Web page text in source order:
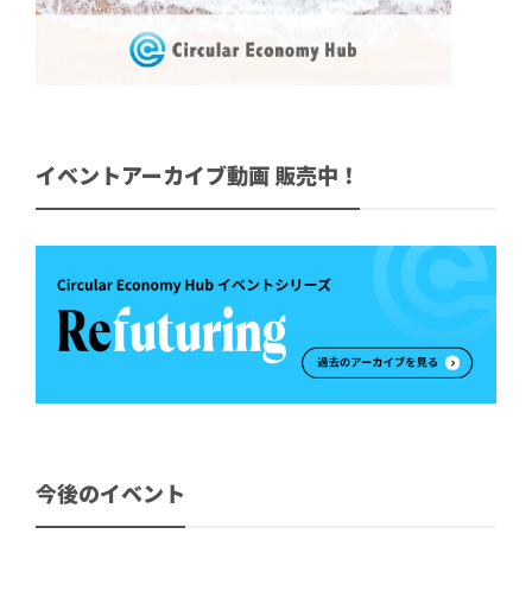
イベントアーカイブ動画 販売中！
今後のイベント